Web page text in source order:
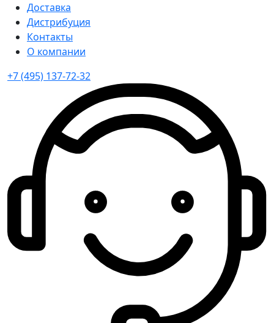
Доставка
Дистрибуция
Контакты
О компании
+7 (495) 137-72-32